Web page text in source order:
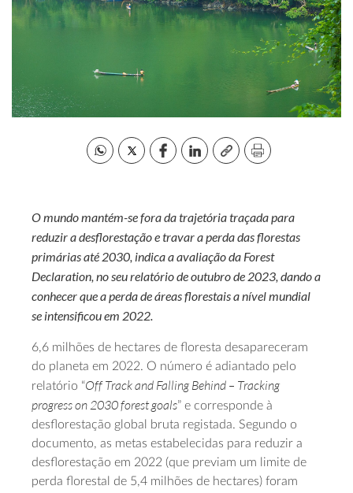
O mundo mantém-se fora da trajetória traçada para
reduzir a desflorestação e travar a perda das florestas
primárias até 2030, indica a avaliação da Forest
Declaration, no seu relatório de outubro de 2023, dando a
conhecer que a perda de áreas florestais a nível mundial
se intensificou em 2022.
6,6 milhões de hectares de floresta desapareceram
do planeta em 2022. O número é adiantado pelo
relatório “Off Track and Falling Behind – Tracking
progress on 2030 forest goals” e corresponde à
desflorestação global bruta registada. Segundo o
documento, as metas estabelecidas para reduzir a
desflorestação em 2022 (que previam um limite de
perda florestal de 5,4 milhões de hectares) foram